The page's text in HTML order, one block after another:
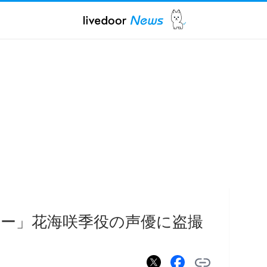
」花海咲季役の声優に盗撮